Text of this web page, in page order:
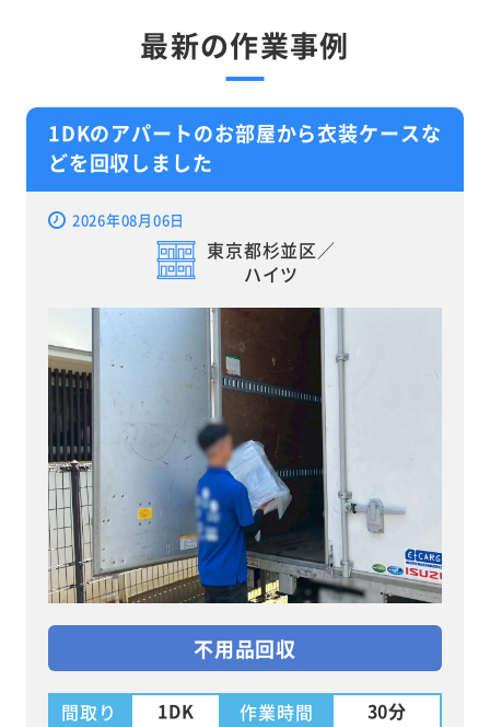
最新の作業事例
1DKのアパートのお部屋から衣装ケースな
どを回収しました
2026年08月06日
東京都杉並区／
ハイツ
不用品回収
間取り 1DK 作業時間 30分